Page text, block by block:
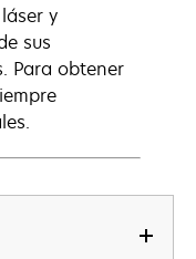
y
sus
Para obtener